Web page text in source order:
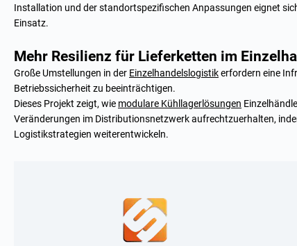
Installation und der standortspezifischen Anpassungen eignet
Einsatz.
Mehr Resilienz für Lieferketten im
Große Umstellungen in der Einzelhandelslogistikerfordern eine
Betriebssicherheit zu beeinträchtigen.
Dieses Projekt zeigt, wie modulare Kühllagerlösungen
Veränderungen im Distributionsnetzwerk aufrechtzuerhalten,
Logistikstrategien weiterentwickeln.